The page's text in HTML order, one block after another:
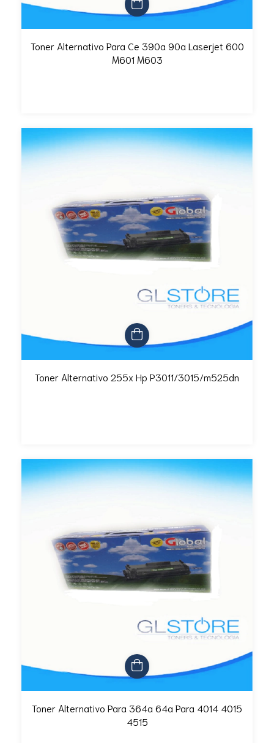
Toner Alternativo Para Ce 390a 90a Laserjet 600
M601 M603
Toner Alternativo 255x Hp P3011/3015/m525dn
Toner Alternativo Para 364a 64a Para 4014 4015
4515